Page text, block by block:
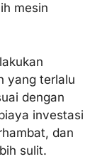
mesin
yang terlalu
dengan
investasi
dan
sulit.